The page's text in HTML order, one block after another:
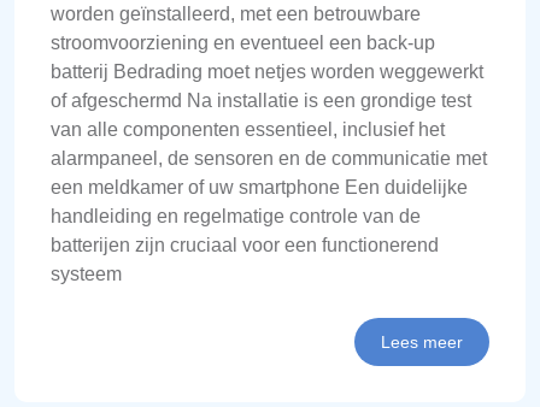
worden geïnstalleerd, met een betrouwbare
stroomvoorziening en eventueel een back-up
batterij Bedrading moet netjes worden weggewerkt
of afgeschermd Na installatie is een grondige test
van alle componenten essentieel, inclusief het
alarmpaneel, de sensoren en de communicatie met
een meldkamer of uw smartphone Een duidelijke
handleiding en regelmatige controle van de
batterijen zijn cruciaal voor een functionerend
systeem
Lees meer